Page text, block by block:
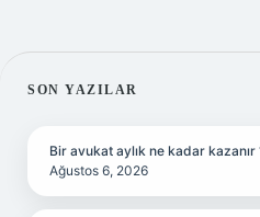
SIDEBAR
SON YAZILAR
Bir avukat aylık ne kadar kazanır
Ağustos 6, 2026